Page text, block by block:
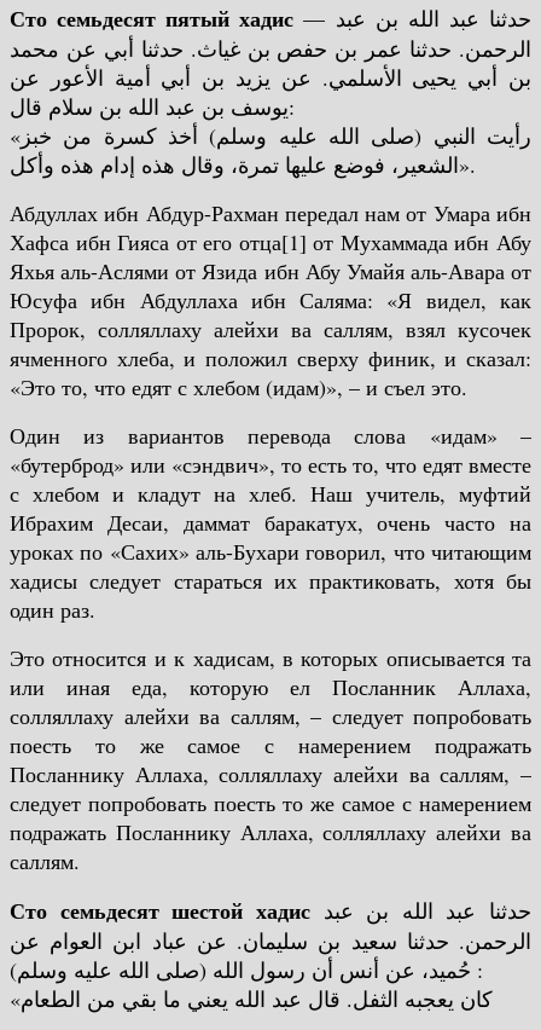
Сто семьдесят пятый хадис— حدثنا عبد الله بن عبد
الرحمن. حدثنا عمر بن حفص بن غياث. حدثنا أبي عن محمد
بن أبي يحيى الأسلمي. عن يزيد بن أبي أمية الأعور عن
يوسف بن عبد الله بن سلام قال:
«رأيت النبي (صلى الله عليه وسلم) أخذ كسرة من خبز
الشعير، فوضع عليها تمرة، وقال هذه إدام هذه وأكل».
Абдуллах ибн Абдур-Рахман передал нам от Умара ибн
Хафса ибн Гияса от его отца[1] от Мухаммада ибн Абу
Яхья аль-Аслями от Язида ибн Абу Умайя аль-Авара от
Юсуфа ибн Абдуллаха ибн Саляма: «Я видел, как
Пророк, солляллаху алейхи ва саллям, взял кусочек
ячменного хлеба, и положил сверху финик, и сказал:
«Это то, что едят с хлебом (идам)», – и съел это.
Один из вариантов перевода слова «идам» –
«бутерброд» или «сэндвич», то есть то, что едят вместе
с хлебом и кладут на хлеб. Наш учитель, муфтий
Ибрахим Десаи, даммат баракатух, очень часто на
уроках по «Сахих» аль-Бухари говорил, что читающим
хадисы следует стараться их практиковать, хотя бы
один раз.
Это относится и к хадисам, в которых описывается та
или иная еда, которую ел Посланник Аллаха,
солляллаху алейхи ва саллям, – следует попробовать
поесть то же самое с намерением подражать
Посланнику Аллаха, солляллаху алейхи ва саллям, –
следует попробовать поесть то же самое с намерением
подражать Посланнику Аллаха, солляллаху алейхи ва
саллям.
Сто семьдесят шестой хадис حدثنا عبد الله بن عبد
الرحمن. حدثنا سعيد بن سليمان. عن عباد ابن العوام عن
حُميد، عن أنس أن رسول الله (صلى الله عليه وسلم) :
«كان يعجبه الثفل. قال عبد الله يعني ما بقي من الطعام